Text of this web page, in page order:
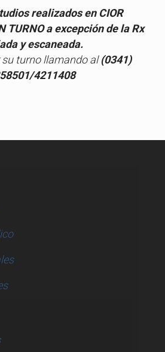
realizados en CIOR
TURNO a excepción de la Rx
y escaneada.
turno llamando al(0341)
4211408